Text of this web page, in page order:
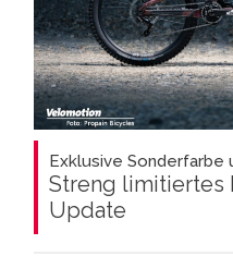
Exklusive Sonderfarbe
Streng limitiertes
Update